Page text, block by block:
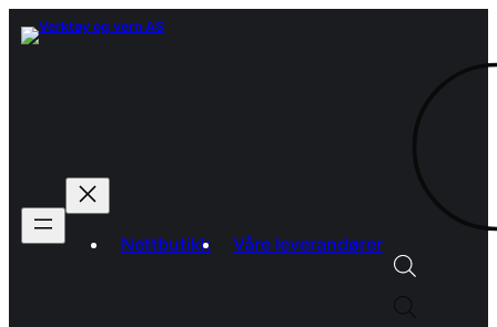
Nettbutikk Våre leverandører